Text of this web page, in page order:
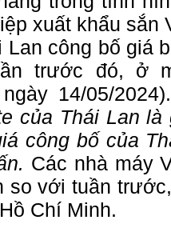
xuất khẩu
Lan công bố giá
trước đó, ở
ngày 14/05/
của Thái Lan
công bố của
Các nhà máy
so với tuần
Chí Minh.